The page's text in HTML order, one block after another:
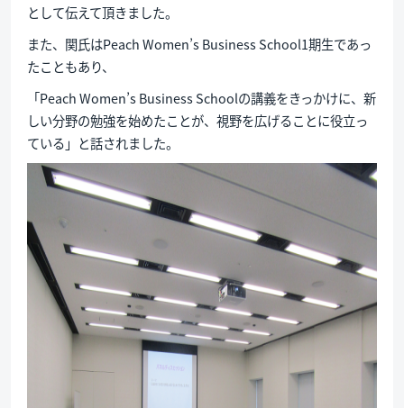
として伝えて頂きました。
また、関氏はPeach Women’s Business School1期生であっ
たこともあり、
「Peach Women’s Business Schoolの講義をきっかけに、新
しい分野の勉強を始めたことが、視野を広げることに役立っ
ている」と話されました。